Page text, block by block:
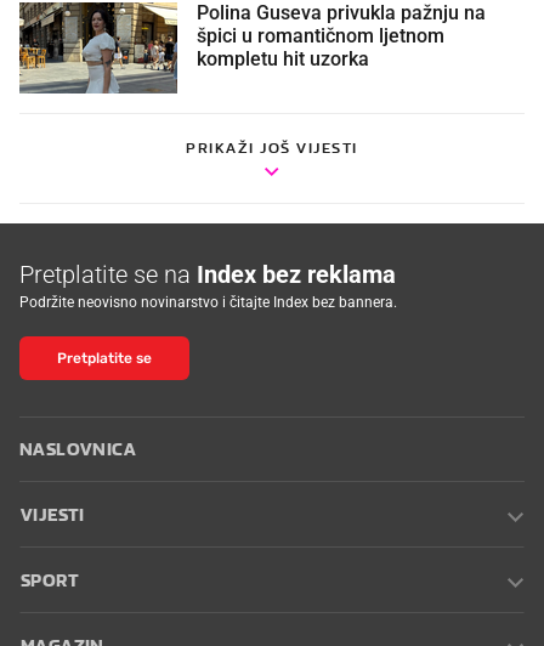
Polina Guseva privukla pažnju na
špici u romantičnom ljetnom
kompletu hit uzorka
PRIKAŽI JOŠ VIJESTI
Pretplatite se na Index bez reklama
Podržite neovisno novinarstvo i čitajte Index bez bannera.
Pretplatite se
NASLOVNICA
VIJESTI
SPORT